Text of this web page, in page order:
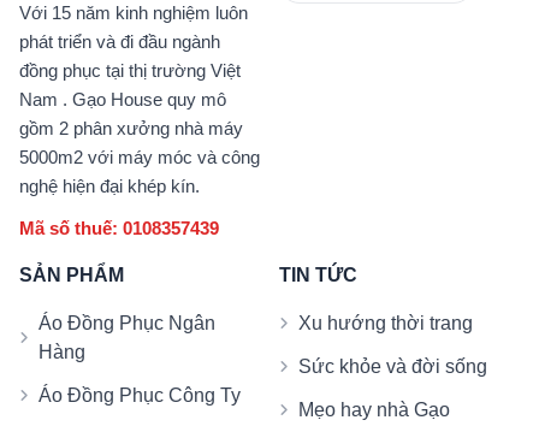
Với 15 năm kinh nghiệm luôn
phát triển và đi đầu ngành
đồng phục tại thị trường Việt
Nam . Gạo House quy mô
gồm 2 phân xưởng nhà máy
5000m2 với máy móc và công
nghệ hiện đại khép kín.
Mã số thuế: 0108357439
SẢN PHẨM
Áo Đồng Phục Ngân
Hàng
Áo Đồng Phục Công Ty
TIN TỨC
Xu hướng thời trang
Sức khỏe và đời sống
Mẹo hay nhà Gạo